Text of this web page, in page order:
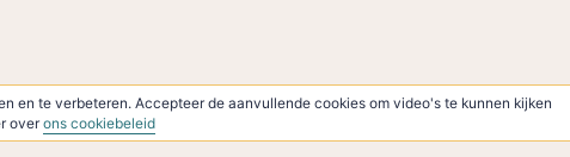
en te verbeteren. Accepteer de aanvullende cookies om video's te kunnen kijken
over ons cookiebeleid